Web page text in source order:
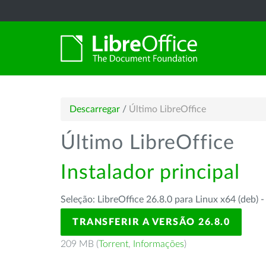
Descarregar / Último LibreOffice
Último LibreOffice
Instalador principal
Seleção: LibreOffice 26.8.0 para Linux x64 (deb) -
TRANSFERIR A VERSÃO 26.8.0
209 MB (Torrent, Informações)